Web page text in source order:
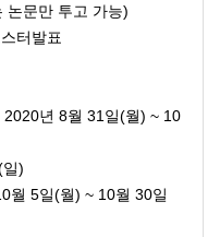
논문만 투고 가능)
터발표
년 8월 31일(월) ~ 10
)
월 5일(월) ~ 10월 30일